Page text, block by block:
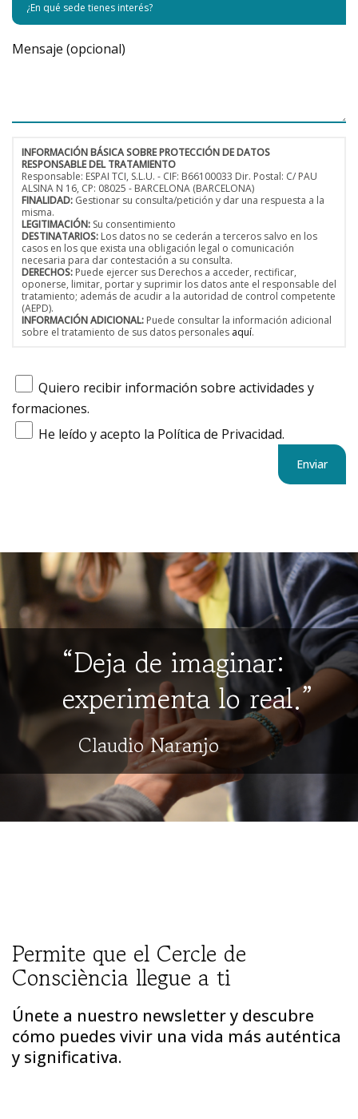
Mensaje (opcional)
INFORMACIÓN BÁSICA SOBRE PROTECCIÓN DE DATOS
RESPONSABLE DEL TRATAMIENTO
Responsable: ESPAI TCI, S.L.U. - CIF: B66100033 Dir. Postal: C/ PAU
ALSINA N 16, CP: 08025 - BARCELONA (BARCELONA)
FINALIDAD: Gestionar su consulta/petición y dar una respuesta a la
misma.
LEGITIMACIÓN: Su consentimiento
DESTINATARIOS: Los datos no se cederán a terceros salvo en los
casos en los que exista una obligación legal o comunicación
necesaria para dar contestación a su consulta.
DERECHOS: Puede ejercer sus Derechos a acceder, rectificar,
oponerse, limitar, portar y suprimir los datos ante el responsable del
tratamiento; además de acudir a la autoridad de control competente
(AEPD).
INFORMACIÓN ADICIONAL: Puede consultar la información adicional
sobre el tratamiento de sus datos personales aquí.
Quiero recibir información sobre actividades y
formaciones.
He leído y acepto la Política de Privacidad.
“Deja de imaginar:
experimenta lo real.”
Claudio Naranjo
Permite que el Cercle de
Consciència llegue a ti
Únete a nuestro newsletter y descubre
cómo puedes vivir una vida más auténtica
y significativa.